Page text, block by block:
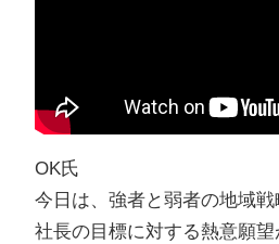
OK氏
今日は、強者と弱者の地域戦
社長の目標に対する熱意願